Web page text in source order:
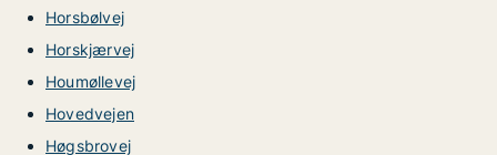
Horsbølvej
Horskjærvej
Houmøllevej
Hovedvejen
Høgsbrovej